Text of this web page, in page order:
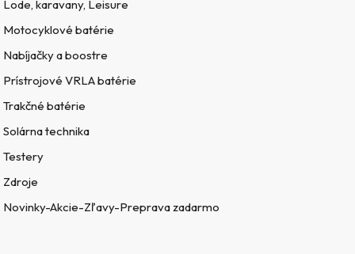
Lode, karavany, Leisure
Motocyklové batérie
Nabíjačky a boostre
Prístrojové VRLA batérie
Trakčné batérie
Solárna technika
Testery
Zdroje
Novinky-Akcie-Zľavy-Preprava zadarmo